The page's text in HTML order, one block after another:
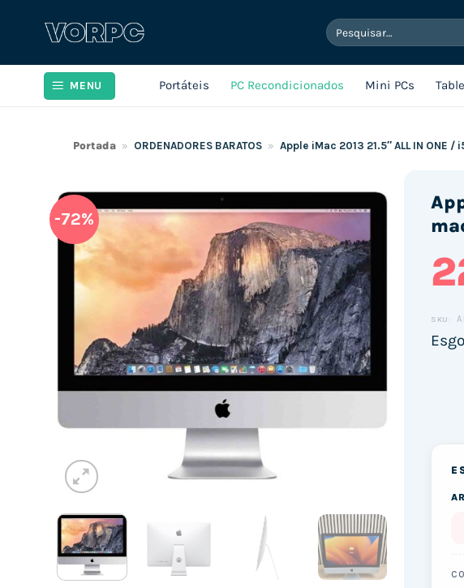
Pesquisar
por:
MENU Portáteis PC Recondicionados Mini PCs
Portada » ORDENADORES BARATOS » Apple iMac 2013 21.5″ ALL IN ONE /
-72%
SKU: